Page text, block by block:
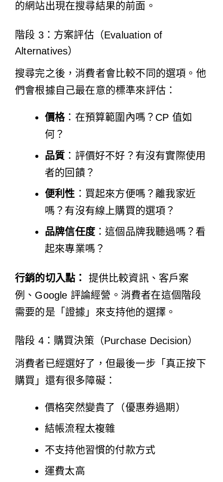
的網站出現在搜尋結果的前面。
階段 3：方案評估（Evaluation of
Alternatives）
搜尋完之後，消費者會比較不同的選項。他
們會根據自己最在意的標準來評估：
價格：在預算範圍內嗎？CP 值如
何？
品質 ：評價好不好？有沒有實際使用
者的回饋？
便利性 ：買起來方便嗎？離我家近
嗎？有沒有線上購買的選項？
品牌信任度 ：這個品牌我聽過嗎？看
起來專業嗎？
行銷的切入點：
提供比較資訊、客戶案
例、 Google 評論經營 。消費者在這個階段
需要的是「證據」來支持他的選擇。
階段 4：購買決策（Purchase Decision）
消費者已經選好了，但最後一步「真正按下
購買」還有很多障礙：
價格突然變貴了（優惠券過期）
結帳流程太複雜
不支持他習慣的付款方式
運費太高